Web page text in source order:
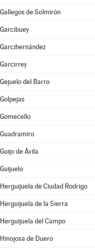
Gallegos de Solmirón
Garcibuey
Garcihernández
Garcirrey
Gejuelo del Barro
Golpejas
Gomecello
Guadramiro
Guijo de Ávila
Guijuelo
Herguijuela de Ciudad Rodrigo
Herguijuela de la Sierra
Herguijuela del Campo
Hinojosa de Duero